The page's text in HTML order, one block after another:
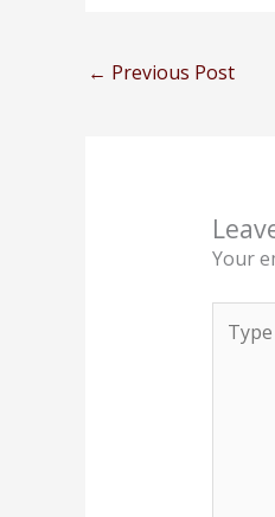
← Previous Post
Your
here..